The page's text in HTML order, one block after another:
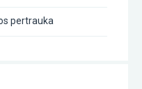
pertrauka